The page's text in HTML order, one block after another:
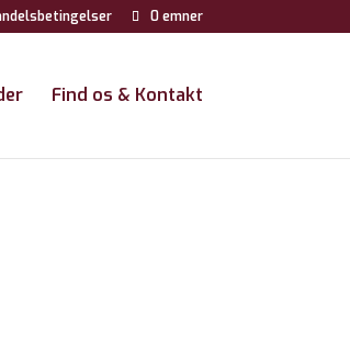
0 emner
Find os & Kontakt